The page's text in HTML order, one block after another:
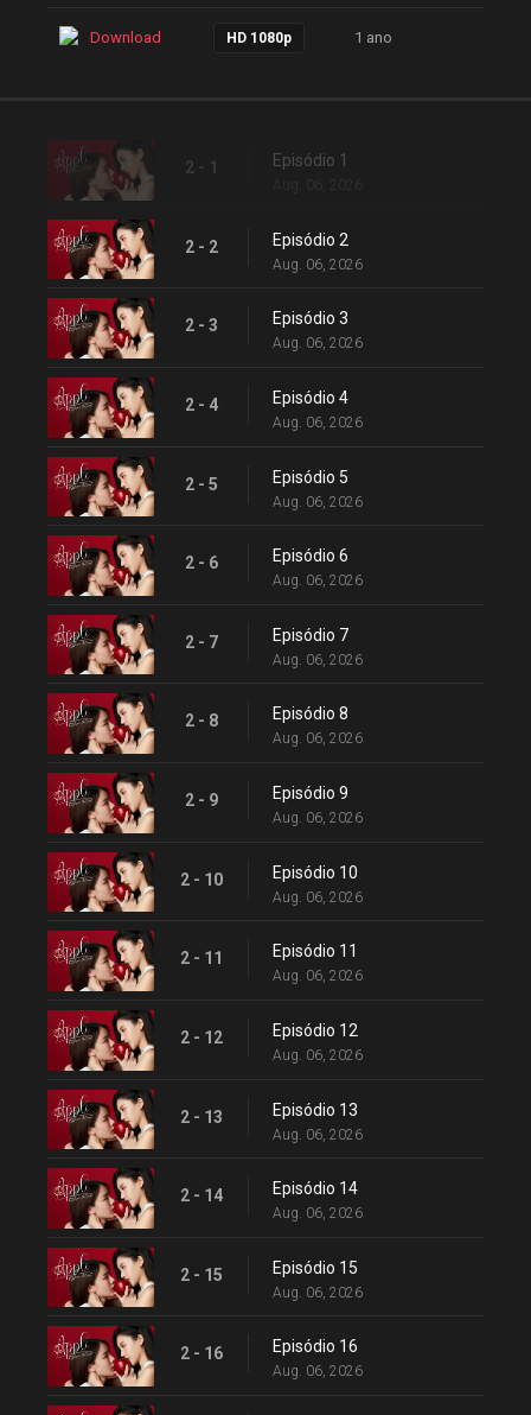
Download HD 1080p 1 ano
2 - 1 Episódio 1
2 - 2 Episódio 2
Aug. 06, 2026
2 - 3 Episódio 3
Aug. 06, 2026
2 - 4 Episódio 4
Aug. 06, 2026
2 - 5 Episódio 5
Aug. 06, 2026
2 - 6 Episódio 6
Aug. 06, 2026
2 - 7 Episódio 7
Aug. 06, 2026
2 - 8 Episódio 8
Aug. 06, 2026
2 - 9 Episódio 9
Aug. 06, 2026
2 - 10 Episódio 10
Aug. 06, 2026
2 - 11 Episódio 11
Aug. 06, 2026
2 - 12 Episódio 12
Aug. 06, 2026
2 - 13 Episódio 13
Aug. 06, 2026
2 - 14 Episódio 14
Aug. 06, 2026
2 - 15 Episódio 15
Aug. 06, 2026
2 - 16 Episódio 16
Aug. 06, 2026